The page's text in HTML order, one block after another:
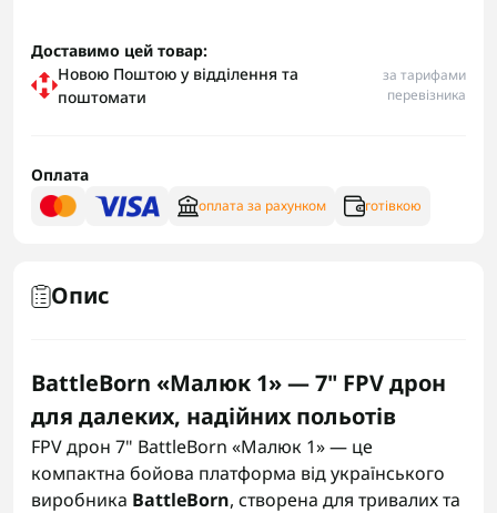
Доставимо цей товар:
Новою Поштою у відділення та
поштомати
за тарифами
перевізника
Оплата
оплата за рахунком готівкою
Опис
BattleBorn «Малюк 1» — 7" FPV дрон
для далеких, надійних польотів
FPV дрон 7" BattleBorn «Малюк 1» — це
компактна бойова платформа від українського
виробника BattleBorn, створена для тривалих та